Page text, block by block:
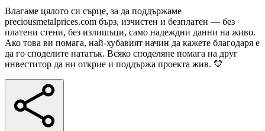
Влагаме цялото си сърце, за да поддържаме
preciousmetalprices.com бърз, изчистен и безплатен — без
платени стени, без излишъци, само надеждни данни на живо.
Ако това ви помага, най-хубавият начин да кажете благодаря е
да го споделите нататък. Всяко споделяне помага на друг
инвеститор да ни открие и поддържа проекта жив. 💛